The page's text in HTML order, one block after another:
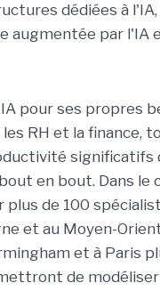
dédiées à
augmentée par l'IA
pour ses propres
RH et la finance,
significatifs
en bout. Dans le
de 100
et au Moyen-
et à Paris
de